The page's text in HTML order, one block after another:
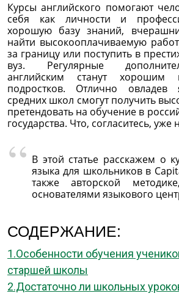
Курсы английского помогают
себя как личности и
хорошую базу знаний,
найти высокооплачиваемую
за границу или поступить в
вуз. Регулярные
английским станут хорошим
подростков. Отлично овладев
средних школ смогут получить
претендовать на обучение в
государства. Что, согласитесь, уже
В этой статье расскажем о
языка для школьников в
также авторской
основателями языкового
СОДЕРЖАНИЕ:
1.Особенности обучения
старшей школы
2.Достаточно ли школьных